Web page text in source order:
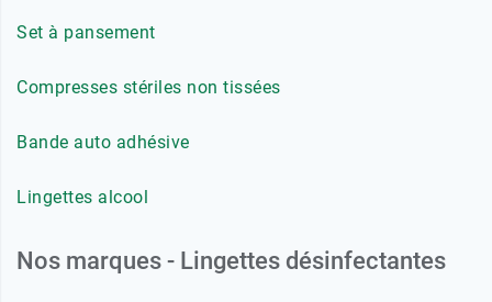
Set à pansement
Compresses stériles non tissées
Bande auto adhésive
Lingettes alcool
Nos marques - Lingettes désinfectantes